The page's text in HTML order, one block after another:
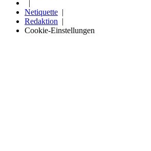
Netiquette
Redaktion
Cookie-Einstellungen